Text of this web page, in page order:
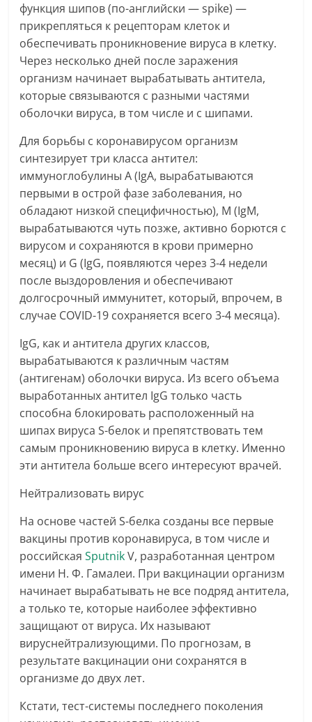
функция шипов (по-английски — spike) —
прикрепляться к рецепторам клеток и
обеспечивать проникновение вируса в клетку.
Через несколько дней после заражения
организм начинает вырабатывать антитела,
которые связываются с разными частями
оболочки вируса, в том числе и с шипами.
Для борьбы с коронавирусом организм
синтезирует три класса антител:
иммуноглобулины A (IgA, вырабатываются
первыми в острой фазе заболевания, но
обладают низкой специфичностью), M (IgM,
вырабатываются чуть позже, активно борются с
вирусом и сохраняются в крови примерно
месяц) и G (IgG, появляются через 3-4 недели
после выздоровления и обеспечивают
долгосрочный иммунитет, который, впрочем, в
случае COVID-19 сохраняется всего 3-4 месяца).
IgG, как и антитела других классов,
вырабатываются к различным частям
(антигенам) оболочки вируса. Из всего объема
выработанных антител IgG только часть
способна блокировать расположенный на
шипах вируса S-белок и препятствовать тем
самым проникновению вируса в клетку. Именно
эти антитела больше всего интересуют врачей.
Нейтрализовать вирус
На основе частей S-белка созданы все первые
вакцины против коронавируса, в том числе и
российскаяSputnikV, разработанная центром
имени Н. Ф. Гамалеи. При вакцинации организм
начинает вырабатывать не все подряд антитела,
а только те, которые наиболее эффективно
защищают от вируса. Их называют
вируснейтрализующими. По прогнозам, в
результате вакцинации они сохранятся в
организме до двух лет.
Кстати, тест-системы последнего поколения